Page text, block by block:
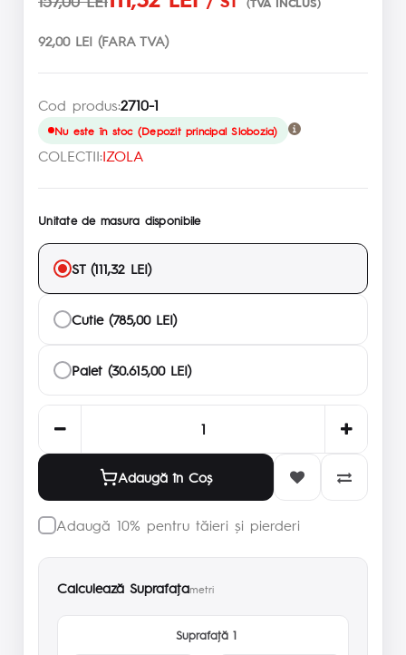
92,00 LEI (FARA TVA)
Cod produs:2710-1
Nu este în stoc (Depozit principal Slobozia)
COLECTII:IZOLA
Unitate de masura disponibile
ST (111,32 LEI)
Cutie (785,00 LEI)
Palet (30.615,00 LEI)
Adaugă în Coş
Adaugă 10% pentru tăieri și pierderi
Calculează Suprafaţametri
Suprafaţă 1